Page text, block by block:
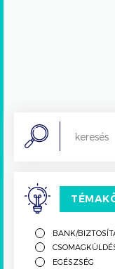
Search
BANK/
EGÉSZSÉG